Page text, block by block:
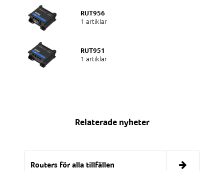
RUT956
1 artiklar
RUT951
1 artiklar
Relaterade nyheter
Routers för alla tillfällen